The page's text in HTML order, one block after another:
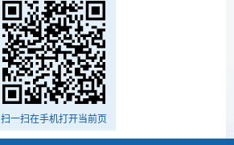
扫一扫在手机打开当前页